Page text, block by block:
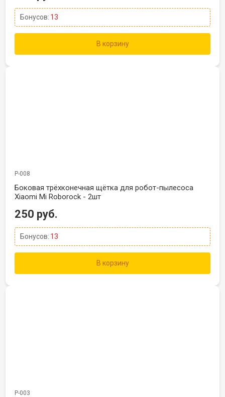
Бонусов: 13
В корзину
Р-008
Боковая трёхконечная щётка для робот-пылесоса
Xiaomi Mi Roborock - 2шт
250 руб.
Бонусов: 13
В корзину
Р-003